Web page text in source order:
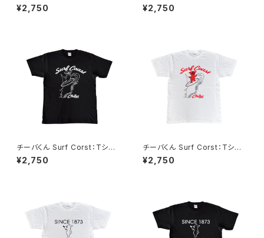
ツ（Naby）
¥2,750 by）
¥2,750
チーバくん Surf Corst：Tシャ
ツ（Black）
¥2,750
チーバくん Surf Corst：Tシャ
ツ（White）
¥2,750